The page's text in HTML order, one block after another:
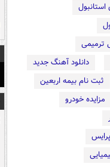
ترمیمی
دانلود آهنگ جدید
ثبت نام بیمه اربعین
مزایده خودرو